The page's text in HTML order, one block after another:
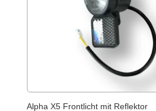
Alpha X5 Frontlicht mit Reflektor